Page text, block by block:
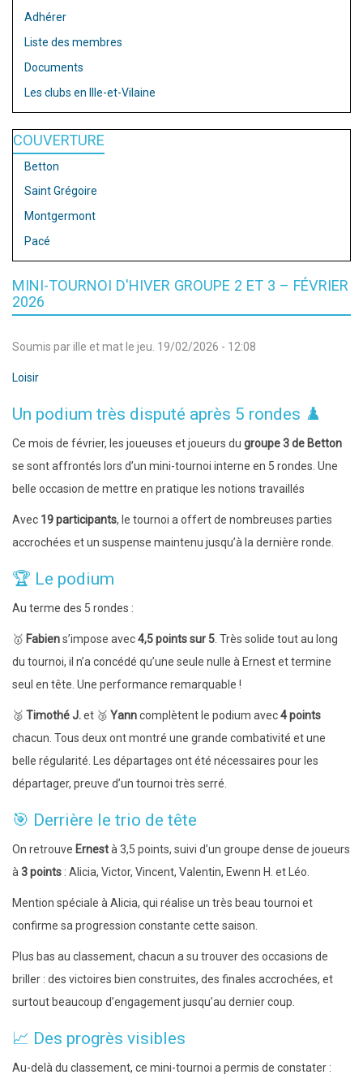
Adhérer
Liste des membres
Documents
Les clubs en Ille-et-Vilaine
COUVERTURE
Betton
Saint Grégoire
Montgermont
Pacé
MINI-TOURNOI D'HIVER GROUPE 2 ET 3 – FÉVRIER
2026
Soumis parille et mat le jeu. 19/02/2026 - 12:08
Loisir
Un podium très disputé après 5 rondes ♟️
Ce mois de février, les joueuses et joueurs du groupe 3 de Betton
se sont affrontés lors d’un mini-tournoi interne en 5 rondes. Une
belle occasion de mettre en pratique les notions travaillés
Avec 19 participants, le tournoi a offert de nombreuses parties
accrochées et un suspense maintenu jusqu’à la dernière ronde.
🏆 Le podium
Au terme des 5 rondes :
🥇 Fabiens’impose avec4,5 points sur 5 . Très solide tout au long
du tournoi, il n’a concédé qu’une seule nulle à Ernest et termine
seul en tête. Une performance remarquable !
🥈 Timothé J.et 🥉 Yanncomplètent le podium avec4 points
chacun. Tous deux ont montré une grande combativité et une
belle régularité. Les départages ont été nécessaires pour les
départager, preuve d’un tournoi très serré.
🎯 Derrière le trio de tête
On retrouve Ernestà 3,5 points, suivi d’un groupe dense de joueurs
à 3 points : Alicia, Victor, Vincent, Valentin, Ewenn H. et Léo.
Mention spéciale à Alicia, qui réalise un très beau tournoi et
confirme sa progression constante cette saison.
Plus bas au classement, chacun a su trouver des occasions de
briller : des victoires bien construites, des finales accrochées, et
surtout beaucoup d’engagement jusqu’au dernier coup.
📈 Des progrès visibles
Au-delà du classement, ce mini-tournoi a permis de constater :